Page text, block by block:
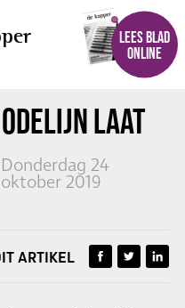
LEES BLAD
ONLINE
LAAT
Donderdag 24
oktober 2019
ARTIKEL